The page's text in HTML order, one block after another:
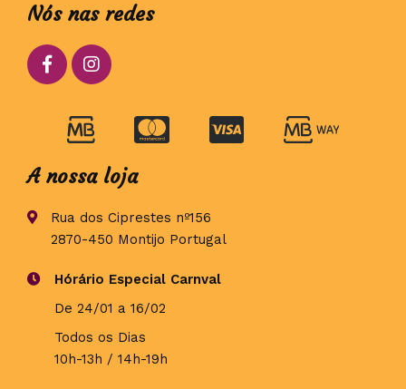
Nós nas redes
A nossa loja
Rua dos Ciprestes nº156
2870-450 Montijo Portugal
Hórário Especial Carnval
De 24/01 a 16/02
Todos os Dias
10h-13h / 14h-19h